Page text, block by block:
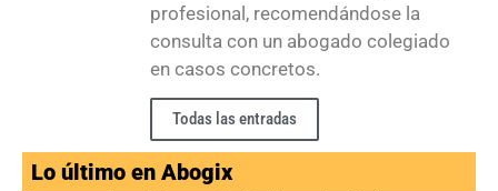
profesional, recomendándose la
consulta con un abogado colegiado
en casos concretos.
Todas las entradas
Lo último en Abogix